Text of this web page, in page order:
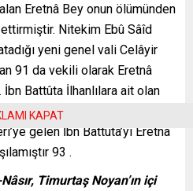
Eretnâ Bey onun ölümünden
Nitekim Ebû Sâîd
yeni genel vali Celâyir
91 da vekili olarak Eretnâ
Battûta İlhanlılara ait olan
Eretnâ Bey’in idare
gelen İbn Battûta’yı Eretnâ
93 .
Timurtaş Noyan’ın içi
KAPAT